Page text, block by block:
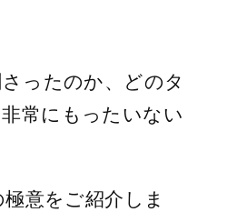
ったのか、どのタ
常にもったいない
意をご紹介しま